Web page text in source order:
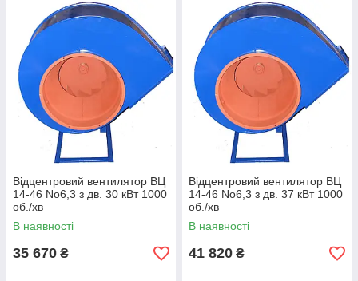
Відцентровий вентилятор ВЦ
14-46 No6,3 з дв. 30 кВт 1000
об./хв
В наявності
35 670 ₴
Відцентровий вентилятор ВЦ
14-46 No6,3 з дв. 37 кВт 1000
об./хв
В наявності
41 820 ₴